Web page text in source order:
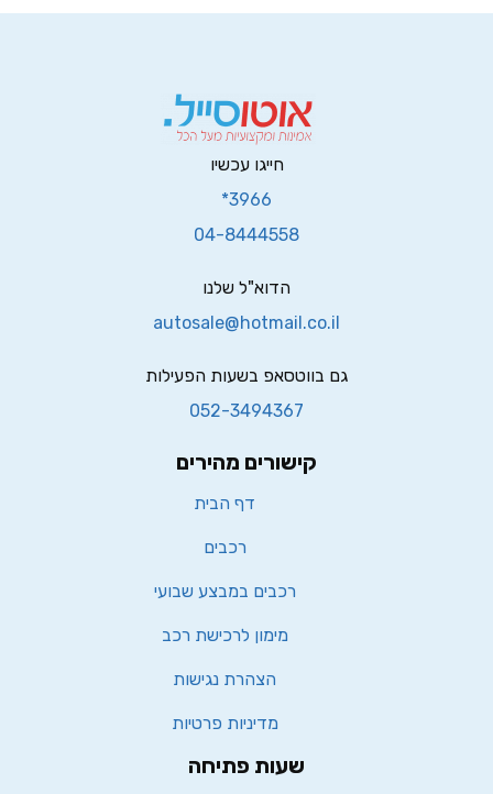
חייגו עכשיו
3966*
04-8444558
הדוא"ל שלנו
autosale@hotmail.co.il
גם בווטסאפ בשעות הפעילות
052-3494367
קישורים מהירים
דף הבית
רכבים
רכבים במבצע שבועי
מימון לרכישת רכב
הצהרת נגישות
מדיניות פרטיות
שעות פתיחה